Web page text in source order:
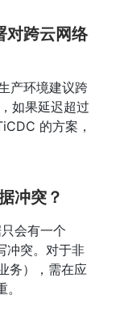
跨云网络
产环境建议跨
如果延迟超过
的方案，
冲突？
会有一个
冲突。对于非
务），需在应